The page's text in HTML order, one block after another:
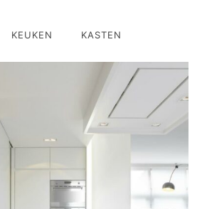
KEUKEN KASTEN